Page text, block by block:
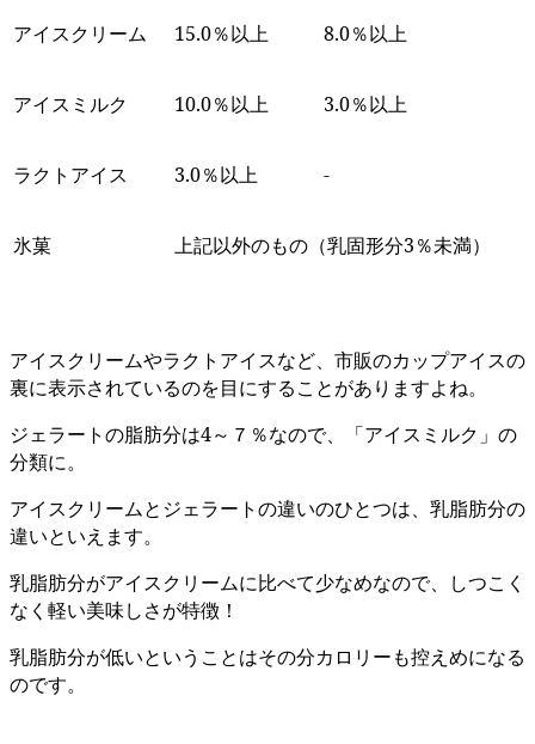
アイスクリーム 15.0％以上 8.0％以上
アイスミルク 10.0％以上 3.0％以上
ラクトアイス 3.0％以上 -
氷菓 上記以外のもの（乳固形分3％未満）
アイスクリームやラクトアイスなど、市販のカップアイスの
裏に表示されているのを目にすることがありますよね。
ジェラートの脂肪分は4～７％なので、「アイスミルク」の
分類に。
アイスクリームとジェラートの違いのひとつは、乳脂肪分の
違いといえます。
乳脂肪分がアイスクリームに比べて少なめなので、しつこく
なく軽い美味しさが特徴！
乳脂肪分が低いということはその分カロリーも控えめになる
のです。